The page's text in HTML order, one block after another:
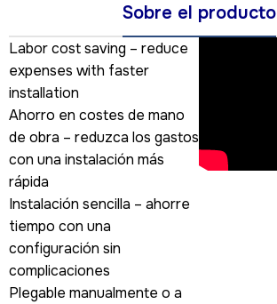
Sobre el producto
Labor cost saving – reduce
expenses with faster
installation
Ahorro en costes de mano
de obra – reduzca los gastos
con una instalación más
rápida
Instalación sencilla – ahorre
tiempo con una
configuración sin
complicaciones
Plegable manualmente o a